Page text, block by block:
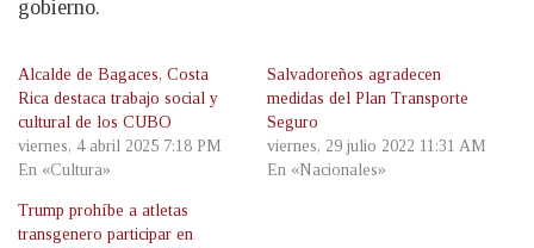
gobierno.
Alcalde de Bagaces, Costa
Rica destaca trabajo social y
cultural de los CUBO
viernes, 4 abril 2025 7:18 PM
En «Cultura»
Salvadoreños agradecen
medidas del Plan Transporte
Seguro
viernes, 29 julio 2022 11:31 AM
En «Nacionales»
Trump prohíbe a atletas
transgenero participar en